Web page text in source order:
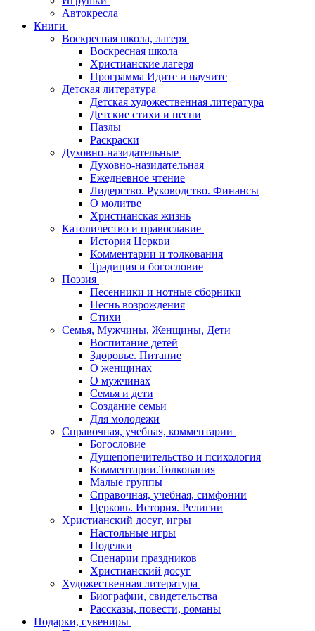
Автокресла
Книги
Воскресная школа, лагеря
Воскресная школа
Христианские лагеря
Программа Идите и научите
Детская литература
Детская художественная литература
Детские стихи и песни
Пазлы
Раскраски
Духовно-назидательные
Духовно-назидательная
Ежедневное чтение
Лидерство. Руководство. Финансы
О молитве
Христианская жизнь
Католичество и православие
История Церкви
Комментарии и толкования
Традиция и богословие
Поэзия
Песенники и нотные сборники
Песнь возрождения
Стихи
Семья, Мужчины, Женщины, Дети
Воспитание детей
Здоровье. Питание
О женщинах
О мужчинах
Семья и дети
Создание семьи
Для молодежи
Справочная, учебная, комментарии
Богословие
Душепопечительство и психология
Комментарии.Толкования
Малые группы
Справочная, учебная, симфонии
Церковь. История. Религии
Христианский досуг, игры
Настольные игры
Поделки
Сценарии праздников
Христианский досуг
Художественная литература
Биографии, свидетельства
Рассказы, повести, романы
Подарки, сувениры